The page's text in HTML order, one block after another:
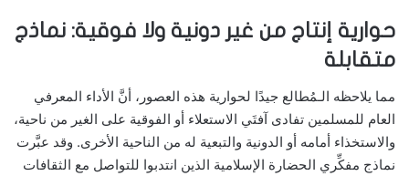
حوارية إنتاج من غير دونية ولا فوقية: نماذج
متقابلة
مما يلاحظه الـمُطالع جيدًا لحوارية هذه العصور، أنَّ الأداء المعرفي
العام للمسلمين تفادى آفتَي الاستعلاء أو الفوقية على الغير من ناحية،
والاستخذاء أمامه أو الدونية والتبعية له من الناحية الأخرى. وقد عبَّرت
نماذج مفكِّري الحضارة الإسلامية الذين انتدبوا للتواصل مع الثقافات